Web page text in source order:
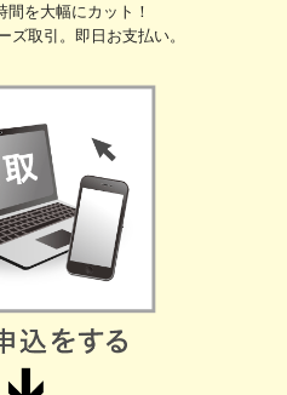
間を大幅にカット！
ズ取引。即日お支払い。